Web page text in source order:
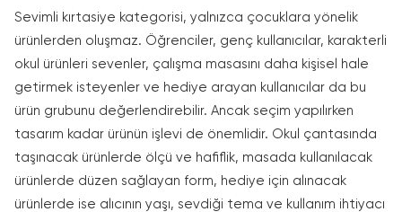
Sevimli kırtasiye kategorisi, yalnızca çocuklara yönelik
ürünlerden oluşmaz. Öğrenciler, genç kullanıcılar, karakterli
okul ürünleri sevenler, çalışma masasını daha kişisel hale
getirmek isteyenler ve hediye arayan kullanıcılar da bu
ürün grubunu değerlendirebilir. Ancak seçim yapılırken
tasarım kadar ürünün işlevi de önemlidir. Okul çantasında
taşınacak ürünlerde ölçü ve hafiflik, masada kullanılacak
ürünlerde düzen sağlayan form, hediye için alınacak
ürünlerde ise alıcının yaşı, sevdiği tema ve kullanım ihtiyacı